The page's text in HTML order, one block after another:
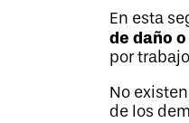
En esta
de daño
por
No
de los